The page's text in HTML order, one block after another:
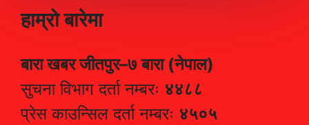
हाम्रो बारेमा
बारा खबर जीतपुर–७ बारा (नेपाल)
सुचना विभाग दर्ता नम्बरः ४४८८
प्रेस काउन्सिल दर्ता नम्बरः ४५०५